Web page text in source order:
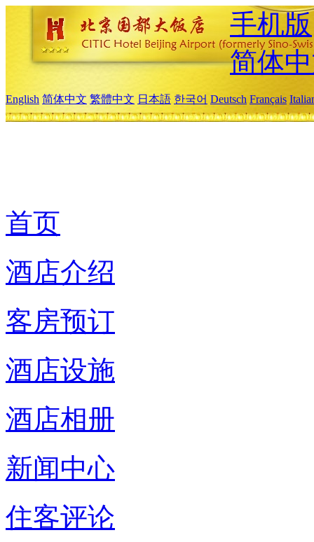
手机版
简体
English 简体中文 繁體中文 日本語 한국어 Deutsch Français
首页
酒店介绍
客房预订
酒店设施
酒店相册
新闻中心
住客评论